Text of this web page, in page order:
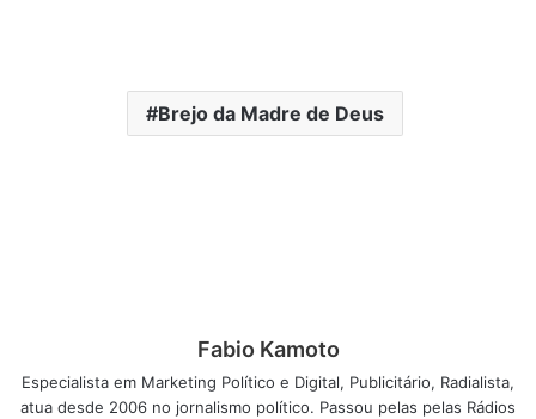
Brejo da Madre de Deus
Fabio Kamoto
Especialista em Marketing Político e Digital, Publicitário, Radialista,
atua desde 2006 no jornalismo político. Passou pelas pelas Rádios